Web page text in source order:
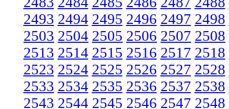
2493 2494 2495 2496 2497 2498
2503 2504 2505 2506 2507 2508
2513 2514 2515 2516 2517 2518
2523 2524 2525 2526 2527 2528
2533 2534 2535 2536 2537 2538
2543 2544 2545 2546 2547 2548